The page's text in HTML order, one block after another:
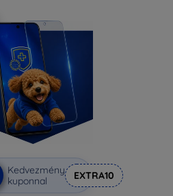
Kedvezmény
kuponnal
EXTRA10